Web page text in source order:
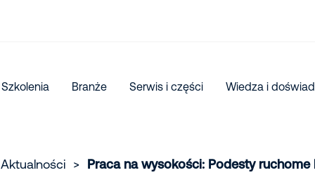
Szkolenia Branże Serwis i części Wiedza i
Aktualności > Praca na wysokości: Podesty